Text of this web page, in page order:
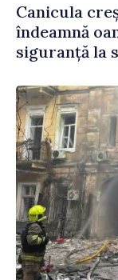
Canicula
îndeamnă
siguranță la